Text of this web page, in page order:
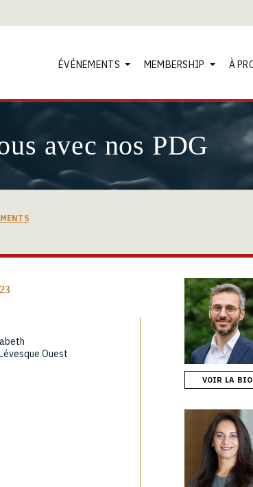
ÉVÉNEMENTS MEMBERSHIP À
avec nos PDG
Ouest
VOIR LA BIO